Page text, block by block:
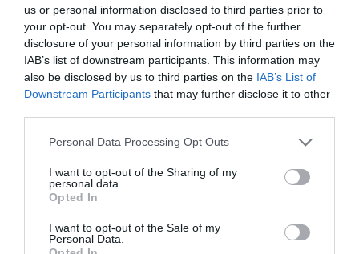
us or personal information disclosed to third parties prior to
your opt-out. You may separately opt-out of the further
disclosure of your personal information by third parties on the
IAB’s list of downstream participants. This information may
also be disclosed by us to third parties on the IAB’s List of
Downstream Participants that may further disclose it to other
Please note that this website/app uses one or more Google
not limited to your visit or usage behaviour. You may click to
grant or deny consent to Google and its third-party tags to
use your data for below specified purposes in below Google
consent section.
Personal Data Processing Opt Outs
I want to opt-out of the Sharing of my
personal data.
Opted In
I want to opt-out of the Sale of my
Personal Data.
„Fővárosa”, Mithymna (Molyvos) ugyanolyan tiszta
tengerpartokkal és ízletes tengeri herkentyűkkel
várja a látogatókat, mint Míkonosz vagy Szantorini,
Portugáliához tartozóPorto Santo
szerepel, ami a
természeti szépségeiről híres Madeira kevésbé
ismert szomszédja. Harmadik helyen pedig ismét
egy görög sziget,
végzett.